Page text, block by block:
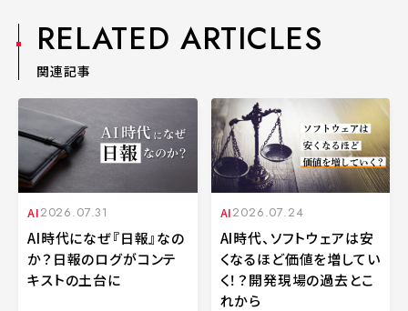
RELATED ARTICLES
関連記事
AI2026.07.31
AI時代になぜ『日報』なの
か？日報のログがコンテ
キストの土台に
AI2026.07.24
AI時代、ソフトウェアは安
くなるほど価値を増してい
く！？開発現場の過去とこ
れから